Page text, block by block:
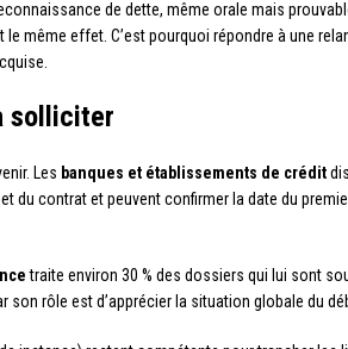
de dette, même orale mais
même effet. C’est pourquoi répondre à une
solliciter
Les banques et établissements de crédit
du contrat et peuvent confirmer la date du
traite environ 30 % des dossiers qui lui sont
rôle est d’apprécier la situation globale du